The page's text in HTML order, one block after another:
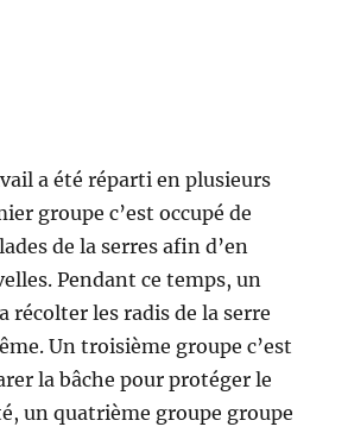
a été réparti en plusieurs
groupe c’est occupé de
de la serres afin d’en
Pendant ce temps, un
récolter les radis de la serre
Un troisième groupe c’est
la bâche pour protéger le
un quatrième groupe groupe